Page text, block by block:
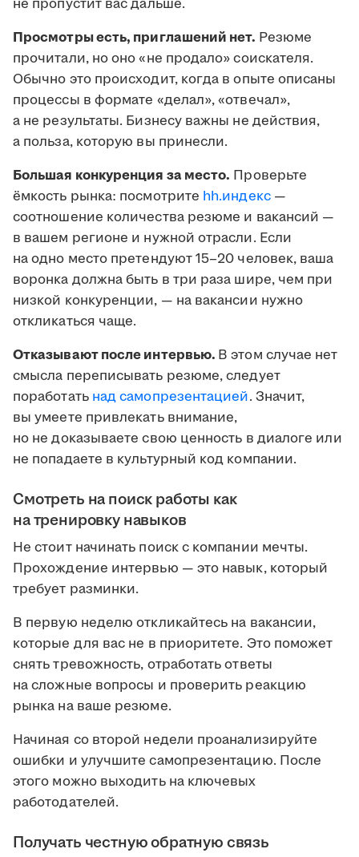
не пропустит вас дальше.
Просмотры есть, приглашений нет. Резюме
прочитали, но оно «не продало» соискателя.
Обычно это происходит, когда в опыте описаны
процессы в формате «делал», «отвечал»,
а не результаты. Бизнесу важны не действия,
а польза, которую вы принесли.
Большая конкуренция за место. Проверьте
ёмкость рынка: посмотрите hh.индекс—
соотношение количества резюме и вакансий —
в вашем регионе и нужной отрасли. Если
на одно место претендуют 15–20 человек, ваша
воронка должна быть в три раза шире, чем при
низкой конкуренции, — на вакансии нужно
откликаться чаще.
Отказывают после интервью. В этом случае нет
смысла переписывать резюме, следует
поработать над самопрезентацией. Значит,
вы умеете привлекать внимание,
но не доказываете свою ценность в диалоге или
не попадаете в культурный код компании.
Смотреть на поиск работы как
на тренировку навыков
Не стоит начинать поиск с компании мечты.
Прохождение интервью — это навык, который
требует разминки.
В первую неделю откликайтесь на вакансии,
которые для вас не в приоритете. Это поможет
снять тревожность, отработать ответы
на сложные вопросы и проверить реакцию
рынка на ваше резюме.
Начиная со второй недели проанализируйте
ошибки и улучшите самопрезентацию. После
этого можно выходить на ключевых
работодателей.
Получать честную обратную связь